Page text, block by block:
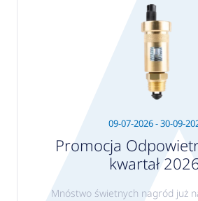
09-07-2026 - 30-09-
Promocja
kwartał
Mnóstwo świetnych nagród już